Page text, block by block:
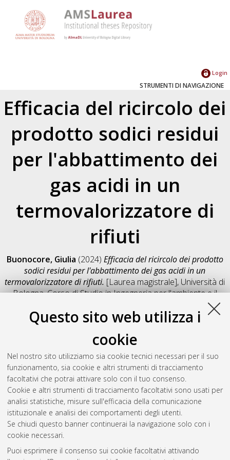
Questo sito web utilizza i
cookie
Nel nostro sito utilizziamo sia cookie tecnici necessari per il suo
funzionamento, sia cookie e altri strumenti di tracciamento
facoltativi che potrai attivare solo con il tuo consenso.
Cookie e altri strumenti di tracciamento facoltativi sono usati per
analisi statistiche, misure sull'efficacia della comunicazione
istituzionale e analisi dei comportamenti degli utenti.
Se chiudi questo banner continuerai la navigazione solo con i
cookie necessari.
Puoi esprimere il consenso sui cookie facoltativi attivando
Login
STRUMENTI DI NAVIGAZIONE
Efficacia del ricircolo dei
prodotto sodici residui
per l'abbattimento dei
gas acidi in un
termovalorizzatore di
rifiuti
Buonocore, Giulia (2024) Efficacia del ricircolo dei prodotto
sodici residui per l'abbattimento dei gas acidi in un
termovalorizzatore di rifiuti. [Laurea magistrale], Università di
Bologna, Corso di Studio inIngegneria per l'ambiente e il
, Documento full-text non disponibile
Salva citazione
Condividi
Il full-text non è disponibile per scelta dell'autore. (
Abstract
Altri metadati
Gestione del documento:
Atom